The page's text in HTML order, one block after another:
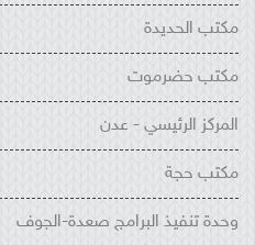
مكتب الحديدة
مكتب حضرموت
المركز الرئيسي - عدن
مكتب حجة
وحدة تنفيذ البرامج صعدة-الجوف